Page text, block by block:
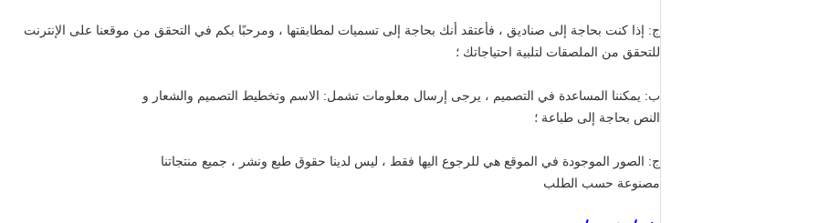
ج: إذا كنت بحاجة إلى صناديق ، فأعتقد أنك بحاجة إلى تسميات لمطابقتها ، ومرحبًا بكم في التحقق من موقعنا على الإنترنت
للتحقق من الملصقات لتلبية احتياجاتك ؛
ب: يمكننا المساعدة في التصميم ، يرجى إرسال معلومات تشمل: الاسم وتخطيط التصميم والشعار و
النص بحاجة إلى طباعة ؛
ج: الصور الموجودة في الموقع هي للرجوع اليها فقط ، ليس لدينا حقوق طبع ونشر ، جميع منتجاتنا
مصنوعة حسب الطلب